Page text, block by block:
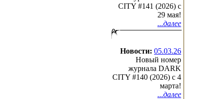
CITY #141 (2026) c
29 мая!
...далее
Новости: 05.03.26
Новый номер
журнала DARK
CITY #140 (2026) c 4
марта!
...далее